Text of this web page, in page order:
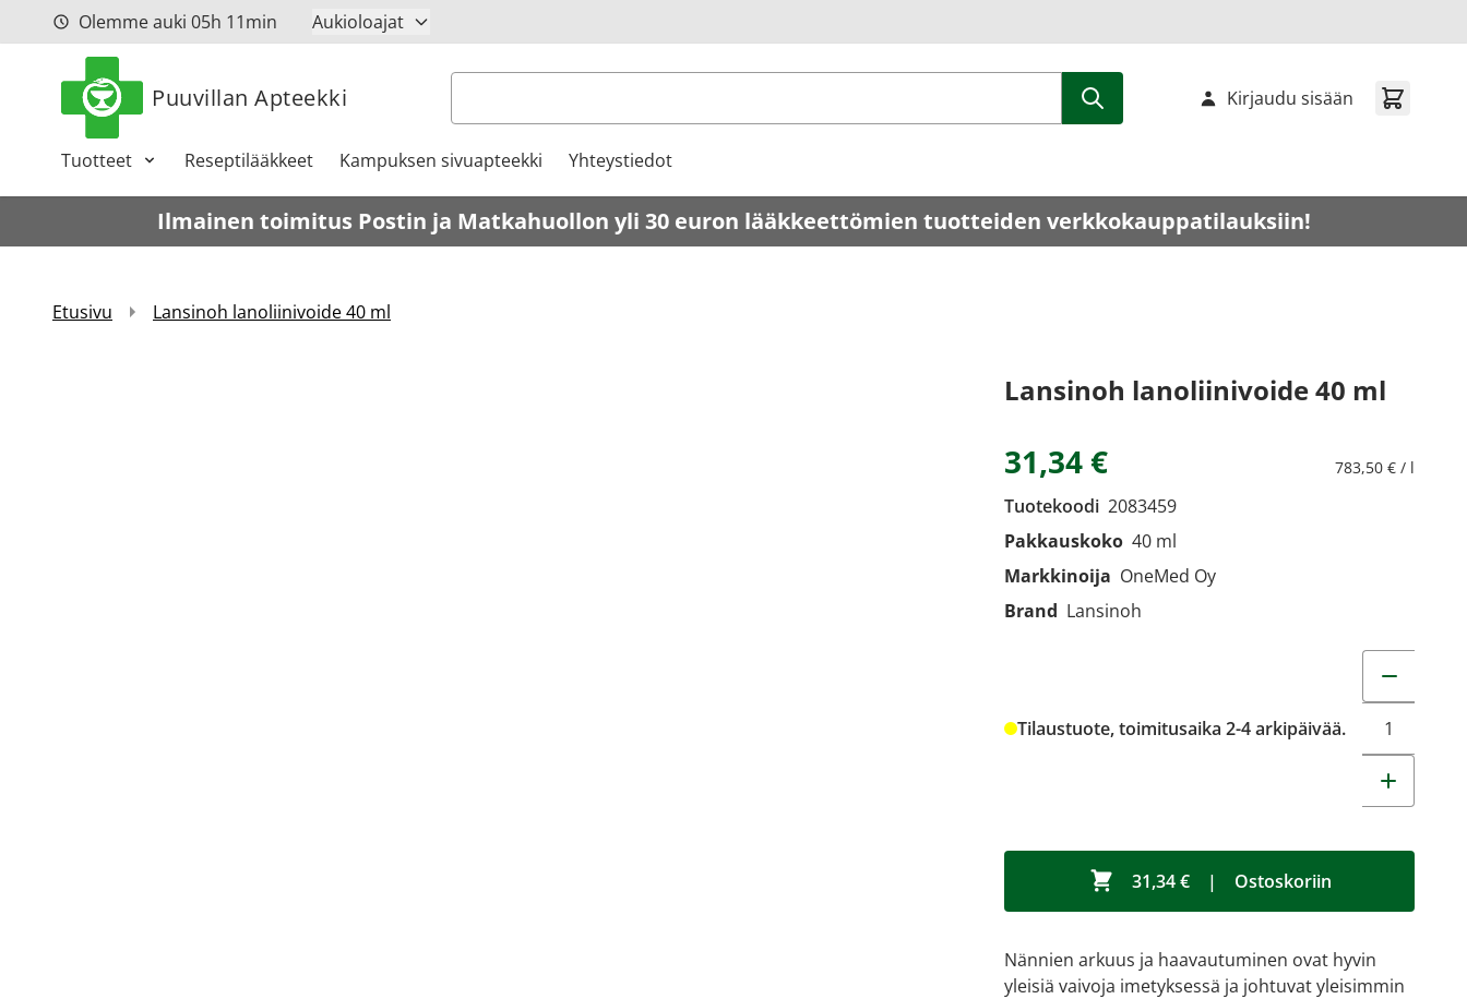
Siirry sisältöönOlemme auki 05h 11min Aukioloajat
Puuvillan Apteekki Haku
Tuotteet Reseptilääkkeet Kampuksen sivuapteekki Yhteystiedot
Kirjaudu sisään
Ilmainen toimitus Postin ja Matkahuollon yli 30 euron lääkkeettömien tuotteiden verkkokauppatilauksiin!
Etusivu Lansinoh lanoliinivoide 40 ml
Lansinoh lanoliinivoide 40 ml
31,34 € 783,50 € / l
Tuotekoodi 2083459
Pakkauskoko 40 ml
Markkinoija OneMed Oy
Brand Lansinoh
Tilaustuote, toimitusaika 2-4 arkipäivää.
31,34 € | Ostoskoriin
Nännien arkuus ja haavautuminen ovat hyvin
yleisiä vaivoja imetyksessä ja johtuvat yleisimmin